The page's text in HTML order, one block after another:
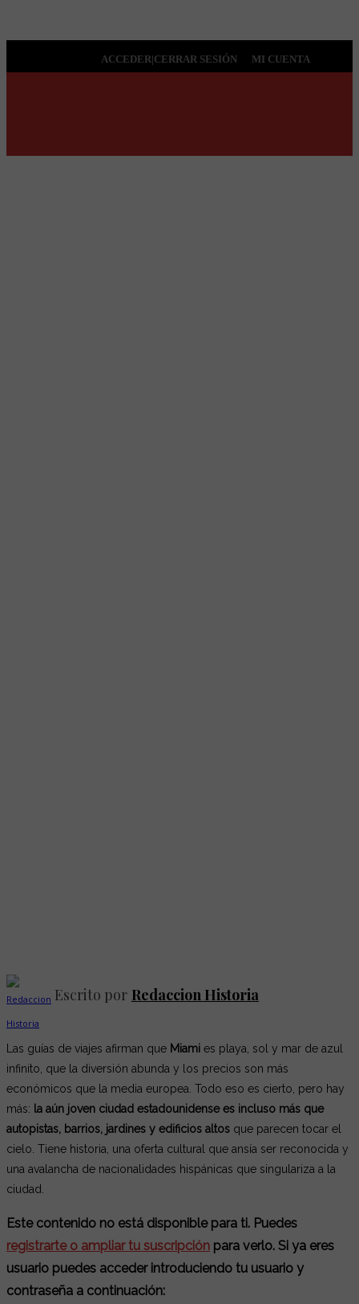
ACCEDER|CERRAR SESIÓN MI CUENTA
Escrito por Redaccion Historia
Las guías de viajes afirman que Miami es playa, sol y mar de azul
infinito, que la diversión abunda y los precios son más
económicos que la media europea. Todo eso es cierto, pero hay
más: la aún joven ciudad estadounidense es incluso más que
autopistas, barrios, jardines y edificios altos que parecen tocar el
cielo. Tiene historia, una oferta cultural que ansía ser reconocida y
una avalancha de nacionalidades hispánicas que singulariza a la
ciudad.
Este contenido no está disponible para ti. Puedes
registrarte o ampliar tu suscripción para verlo. Si ya eres
usuario puedes acceder introduciendo tu usuario y
contraseña a continuación: